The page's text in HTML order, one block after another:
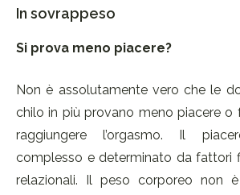
In sovrappeso
Si prova meno piacere?
Non è assolutamente vero che le
chilo in più provano meno piacere o
raggiungere l’orgasmo. Il
complesso e determinato da fattori
relazionali. Il peso corporeo non